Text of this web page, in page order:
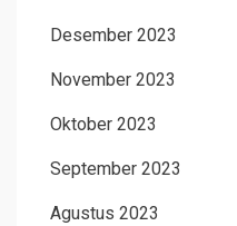
Desember 2023
November 2023
Oktober 2023
September 2023
Agustus 2023